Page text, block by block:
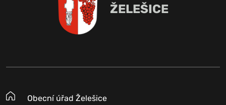
ŽELEŠICE
Obecní úřad Želešice